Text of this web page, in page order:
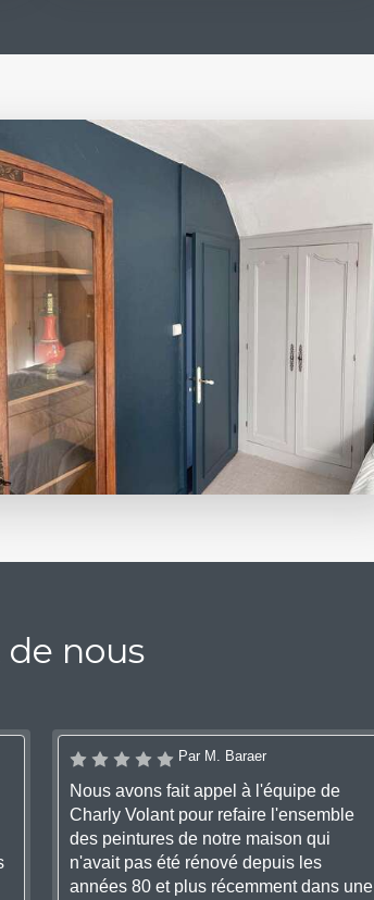
nous
Par M. Baraer
Nous avons fait appel à l'équipe de
Charly Volant pour refaire l'ensemble
des peintures de notre maison qui
n'avait pas été rénové depuis les
années 80 et plus récemment dans une